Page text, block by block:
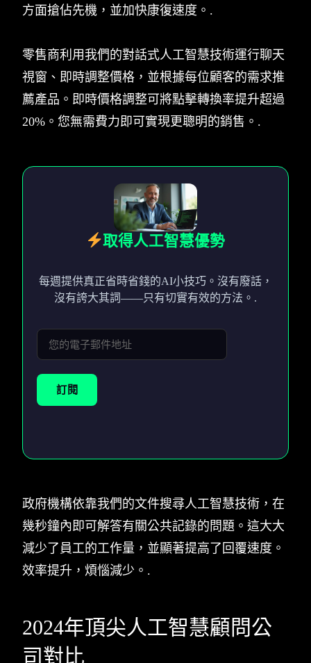
方面搶佔先機，並加快康復速度。.
零售商利用我們的對話式人工智慧技術運行聊天
視窗、即時調整價格，並根據每位顧客的需求推
薦產品。即時價格調整可將點擊轉換率提升超過
20%。您無需費力即可實現更聰明的銷售。.
取得人工智慧優勢
每週提供真正省時省錢的AI小技巧。沒有廢話，
沒有誇大其詞——只有切實有效的方法。.
訂閱
政府機構依靠我們的文件搜尋人工智慧技術，在
幾秒鐘內即可解答有關公共記錄的問題。這大大
減少了員工的工作量，並顯著提高了回覆速度。
效率提升，煩惱減少。.
2024年頂尖人工智慧顧問公
司對比